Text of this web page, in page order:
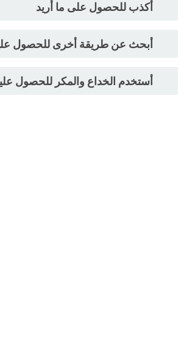
أكذب للحصول على ما أريد
أبحث عن طريقة أخرى للحصول
أستخدم الخداع والمكر للحصول